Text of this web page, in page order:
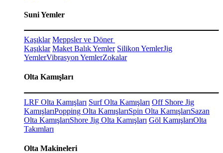
Suni Yemler
Kaşıklar Meppsler ve Döner
Kaşıklar Maket Balık Yemler Silikon YemlerJig
YemlerVibrasyon YemlerZokalar
Olta Kamışları
LRF Olta Kamışları Surf Olta Kamışları Off Shore Jig
KamışlarıPopping Olta KamışlarıSpin Olta KamışlarıSazan
Olta KamışlarıShore Jig Olta Kamışları Göl KamışlarıOlta
Takımları
Olta Makineleri